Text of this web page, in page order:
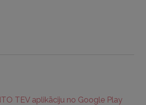
TEV aplikāciju no Google Play